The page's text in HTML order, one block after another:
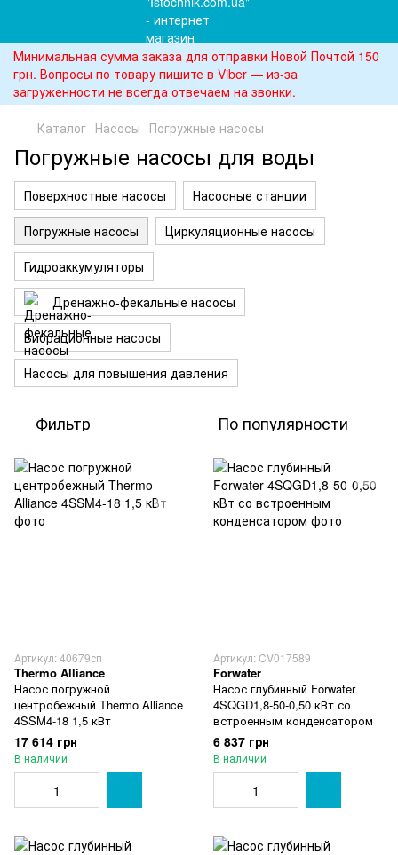
Минимальная сумма заказа для отправки Новой Почтой 150
грн. Вопросы по товару пишите в Viber — из-за
загруженности не всегда отвечаем на звонки.
Каталог Насосы Погружные насосы
Погружные насосы для воды
Поверхностные насосы
Насосные станции
Погружные насосы
Циркуляционные насосы
Гидроаккумуляторы
Дренажно-фекальные насосы
Вибрационные насосы
Насосы для повышения давления
Фильтр По популярности
Артикул: 40679сп
Thermo Alliance
Насос погружной
центробежный Thermo Alliance
4SSM4-18 1,5 кВт
17 614 грн
В наличии
Артикул: CV017589
Forwater
Насос глубинный Forwater
4SQGD1,8-50-0,50 кВт со
встроенным конденсатором
6 837 грн
В наличии